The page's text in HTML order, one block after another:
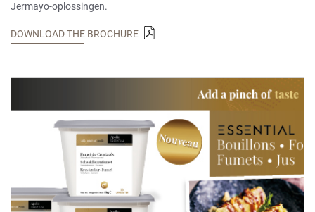
Jermayo-oplossingen.
DOWNLOAD THE BROCHURE